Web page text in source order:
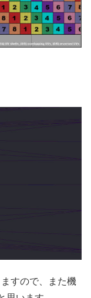
すので、また機